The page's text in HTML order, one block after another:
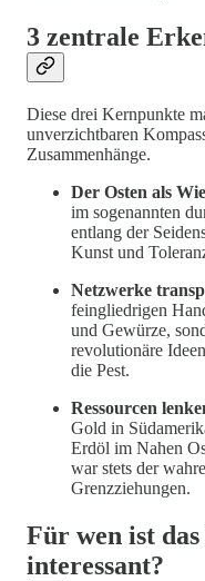
3 zentrale
Diese drei Kernpunkte
unverzichtbaren
Zusammenhänge.
Der Osten als
im sogenannten
entlang der
Kunst und
Netzwerke
feingliedrigen
und Gewürze,
revolutionäre
die Pest.
Ressourcen
Gold in
Erdöl im Nahen
war stets der
Grenzziehungen.
Für wen ist
interessant?